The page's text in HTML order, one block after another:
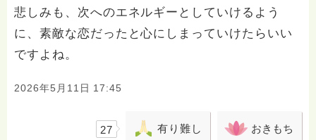
悲しみも、次へのエネルギーとしていけるよう
に、素敵な恋だったと心にしまっていけたらいい
ですよね。
2026年5月11日 17:45
27 有り難し おきもち